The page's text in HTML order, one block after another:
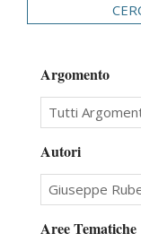
Argomento
Autori
Aree Tematiche